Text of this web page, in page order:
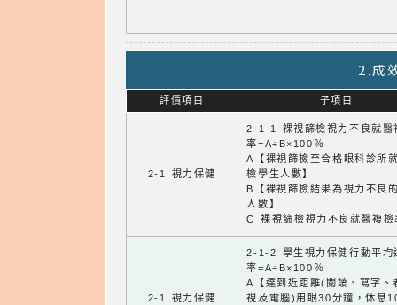
2.成
評價項目 子項目
2-1 視力保健
2-1-1 裸視篩檢視力不良就醫
率=A÷B×100％
A【裸視篩檢至合格眼科診所
檢學生人數】
B【裸視篩檢結果為視力不良
人數】
C 裸視篩檢視力不良就醫複檢
2-1 視力保健
2-1-2 學生視力保健行動平均
率=A÷B×100％
A【達到近距離(閱讀、寫字、
視及電腦)用眼30分鐘，休息